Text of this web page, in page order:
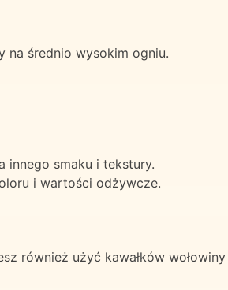
na średnio wysokim ogniu.
innego smaku i tekstury.
i wartości odżywcze.
również użyć kawałków